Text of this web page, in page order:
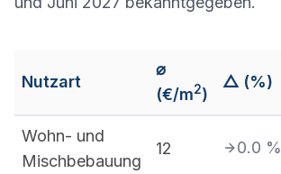
Nutzart
⌀
(€/m2)
△ (%)
Wohn- und
Mischbebauung
12 0.0 %